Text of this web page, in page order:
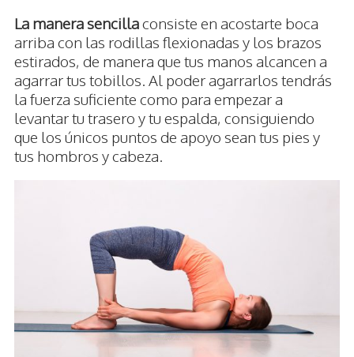
La manera sencillaconsiste en acostarte boca
arriba con las rodillas flexionadas y los brazos
estirados, de manera que tus manos alcancen a
agarrar tus tobillos. Al poder agarrarlos tendrás
la fuerza suficiente como para empezar a
levantar tu trasero y tu espalda, consiguiendo
que los únicos puntos de apoyo sean tus pies y
tus hombros y cabeza.